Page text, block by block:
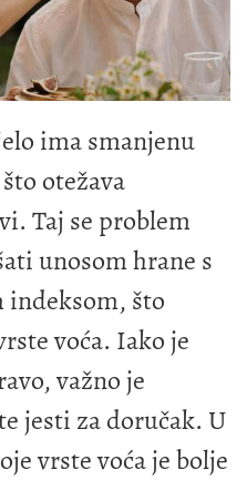
ima smanjenu
otežava
Taj se problem
unosom hrane s
što
voća. Iako je
važno je
jesti za doručak. U
vrste voća je bolje